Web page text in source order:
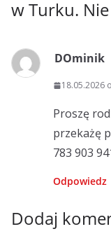
w Turku.
DOminik
18.05.2026
Proszę
przekażę
783 903
Odpowiedz
Dodaj